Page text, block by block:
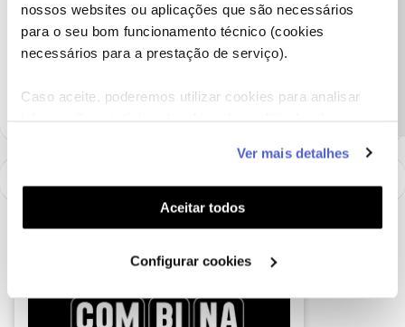
nossos websites ou aplicações que são necessários
para o seu bom funcionamento técnico (cookies
necessários para a prestação de serviço).
Caso aceite, poderemos utilizar cookies para analisar
funcionalidades (cookies de personalização e
funcionalidade) e adaptar anúncios aos seus interesses
(cookies de publicidade personalizada). Pode gerir a
utilização dos cookies clicando em "Configurar
Ver mais detalhes
Aceitar todos
Configurar cookies
Ajude a comunidade a encontrar informação relevante. Marque
Siga os perfis da moderação, através da opção "Seguir", para estar